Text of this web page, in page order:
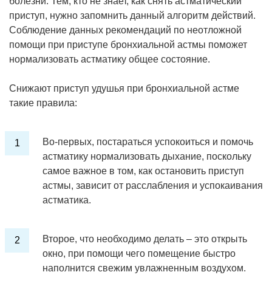
приступ, нужно запомнить данный алгоритм действий.
Соблюдение данных рекомендаций по неотложной
помощи при приступе бронхиальной астмы поможет
нормализовать астматику общее состояние.
Снижают приступ удушья при бронхиальной астме
такие правила:
Во-первых, постараться успокоиться и помочь
астматику нормализовать дыхание, поскольку
самое важное в том, как остановить приступ
астмы, зависит от расслабления и успокаивания
астматика.
Второе, что необходимо делать – это открыть
окно, при помощи чего помещение быстро
наполнится свежим увлажненным воздухом.